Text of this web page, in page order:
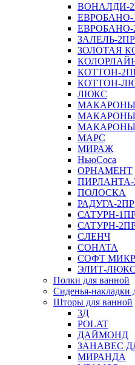
ВОНАЛДИ-
ЕВРОБАНО-
ЕВРОБАНО-
ЗАЛЕЛЬ-2ПР
ЗОЛОТАЯ
КОТТОН-
КОТТОН-
ЛЮКС
МАКАРОНЫ
МАРС
МИРАЖ
НьюСоса
ОРНАМЕНТ
ПИРЛАНТА-
ПОЛОСКА
РАДУГА-2ПР
САТУРН-
САТУРН-
СЛЕНЧ
СОНАТА
СОФТ
ЭЛИТ-
Полки для ванной
Сиденья-накладки
Шторы для ванной
3Д
POLAT
ДАЙМОНД
ЗАНАВЕС
МИРАНДА